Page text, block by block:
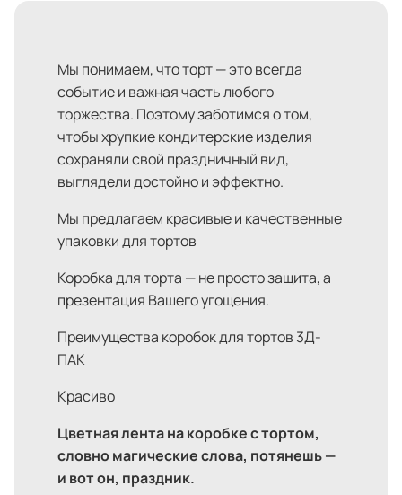
Мы понимаем, что торт — это всегда
событие и важная часть любого
торжества. Поэтому заботимся о том,
чтобы хрупкие кондитерские изделия
сохраняли свой праздничный вид,
выглядели достойно и эффектно.
Мы предлагаем красивые и качественные
упаковки для тортов
Коробка для торта — не просто защита, а
презентация Вашего угощения.
Преимущества коробок для тортов 3Д-
ПАК
Красиво
Цветная лента на коробке с тортом,
словно магические слова, потянешь —
и вот он, праздник.